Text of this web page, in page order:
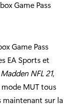
Game Pass
Game Pass
EA Sports et
Madden NFL 21,
MUT tous
maintenant sur la